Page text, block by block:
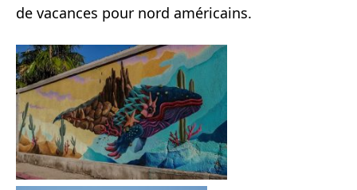
de vacances pour nord américains.